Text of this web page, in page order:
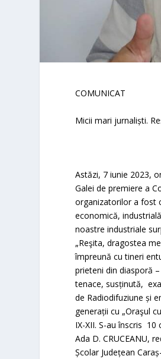
COMUNICAT
Micii mari jurnaliști.
Astăzi, 7 iunie 2023,
Galei de premiere a
organizatorilor a fost
economică,
noastre industriale
„Reşita, dragostea
împreună cu tineri
prieteni din diasporă
tenace, susținută,
de Radiodifuziune și
generații cu „Oraşul
IX-XII. S-au înscris
Ada D. CRUCEANU,
Școlar Județean